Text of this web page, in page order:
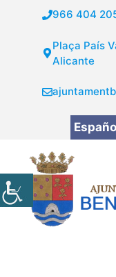
contenido
966 404
Plaça País
Alicante